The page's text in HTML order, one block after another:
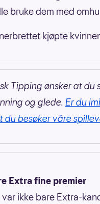
bruke dem med
kjøpte
Tipping ønsker at du
og glede. Er du
du besøker våre
Extra fine premier
var ikke bare Extra-